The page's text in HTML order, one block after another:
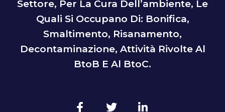
Settore, Per La Cura Dell’ambiente, Le
Quali Si Occupano Di: Bonifica,
Smaltimento, Risanamento,
Decontaminazione, Attività Rivolte Al
BtoB E Al BtoC.